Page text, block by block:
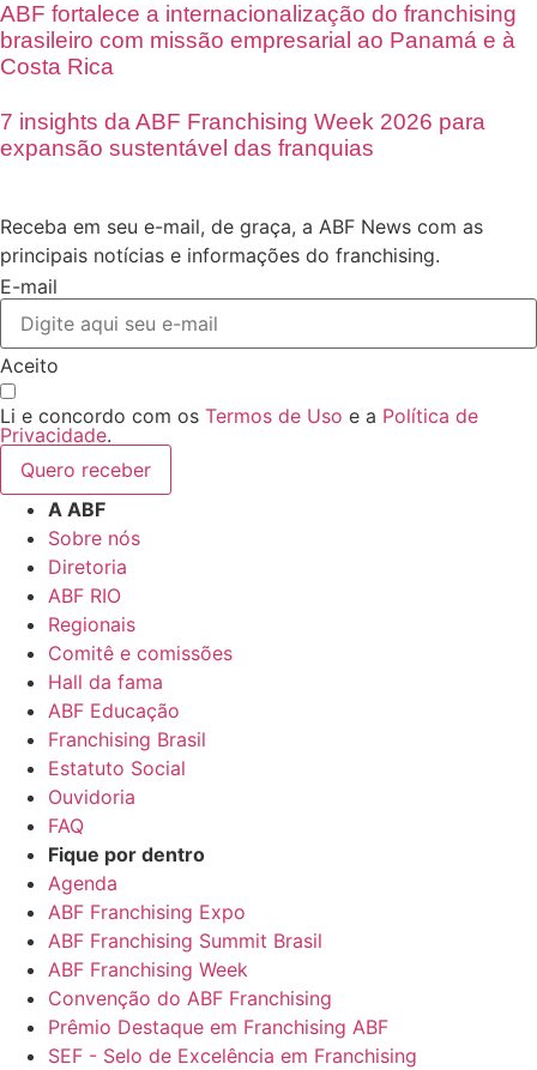
ABF fortalece a internacionalização do franchising
brasileiro com missão empresarial ao Panamá e à
Costa Rica
7 insights da ABF Franchising Week 2026 para
expansão sustentável das franquias
Receba em seu e-mail, de graça, a ABF News com as
principais notícias e informações do franchising.
E-mail
Aceito
Li e concordo com os Termos de Uso e a Política de
Privacidade.
Quero receber
A ABF
Sobre nós
Diretoria
ABF RIO
Regionais
Comitê e comissões
Hall da fama
ABF Educação
Franchising Brasil
Estatuto Social
Ouvidoria
FAQ
Fique por dentro
Agenda
ABF Franchising Expo
ABF Franchising Summit Brasil
ABF Franchising Week
Convenção do ABF Franchising
Prêmio Destaque em Franchising ABF
SEF - Selo de Excelência em Franchising